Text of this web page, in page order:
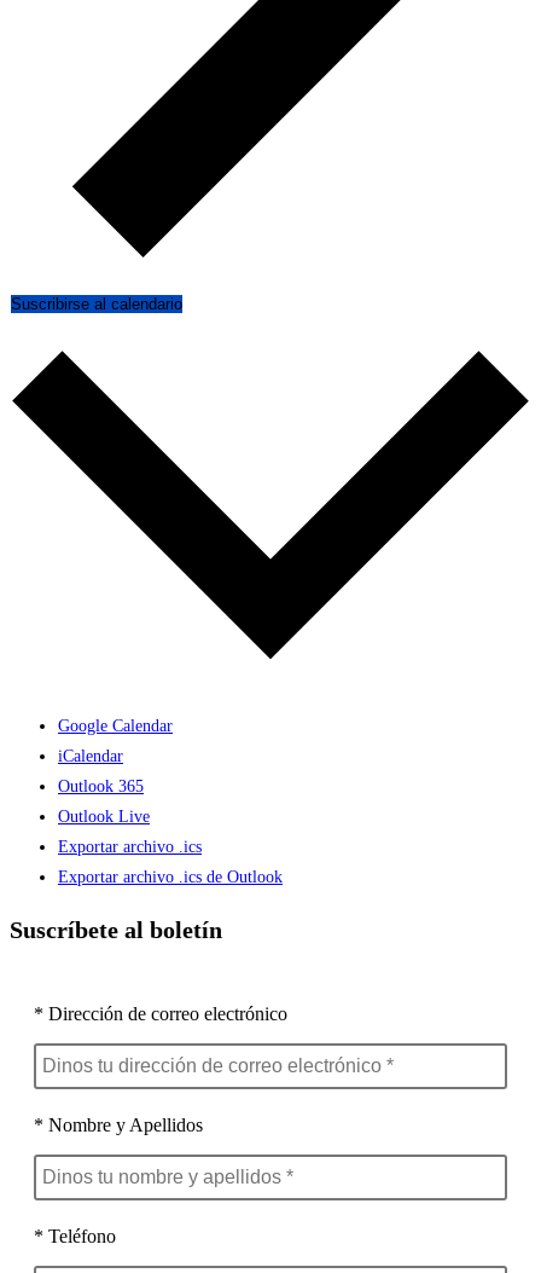
Suscribirse al calendario
Google Calendar
iCalendar
Outlook 365
Outlook Live
Exportar archivo .ics
Exportar archivo .ics de Outlook
Suscríbete al boletín
* Dirección de correo electrónico
* Nombre y Apellidos
* Teléfono